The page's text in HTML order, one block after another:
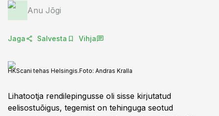
Anu Jõgi
Jaga Salvesta Vihja
HKScani tehas Helsingis.Foto: Andras Kralla
Lihatootja rendilepingusse oli sisse kirjutatud
eelisostuõigus, tegemist on tehinguga seotud